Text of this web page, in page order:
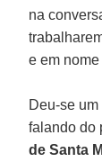
na
e em
Deu-se
falando do
de Santa